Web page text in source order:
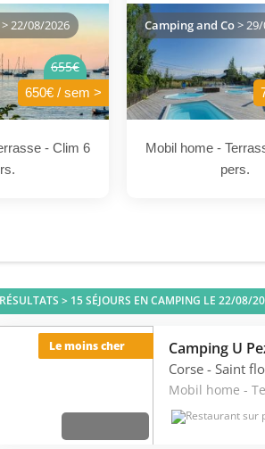
655€
650€ / sem >
> 22/08/2026
- Clim 6
Camping and Co>
Mobil home -
pers.
RÉSULTATS > 15SÉJOURS EN CAMPING LE 22/08/
Le moins cher Camping U
Corse - Saint
Mobil home -